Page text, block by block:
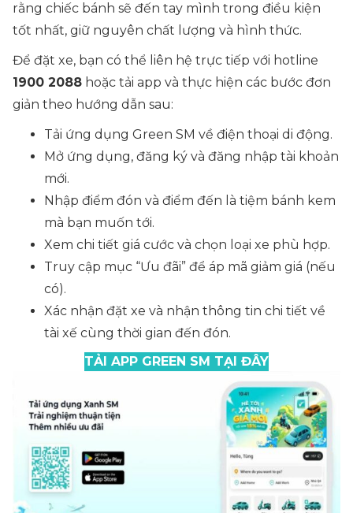
rằng chiếc bánh sẽ đến tay mình trong điều kiện
tốt nhất, giữ nguyên chất lượng và hình thức.
Để đặt xe, bạn có thể liên hệ trực tiếp với hotline
1900 2088 hoặc tải app và thực hiện các bước đơn
giản theo hướng dẫn sau:
Tải ứng dụng Green SM về điện thoại di động.
Mở ứng dụng, đăng ký và đăng nhập tài khoản
mới.
Nhập điểm đón và điểm đến là tiệm bánh kem
mà bạn muốn tới.
Xem chi tiết giá cước và chọn loại xe phù hợp.
Truy cập mục “Ưu đãi” để áp mã giảm giá (nếu
có).
Xác nhận đặt xe và nhận thông tin chi tiết về
tài xế cùng thời gian đến đón.
TẢI APP GREEN SM TẠI ĐÂY